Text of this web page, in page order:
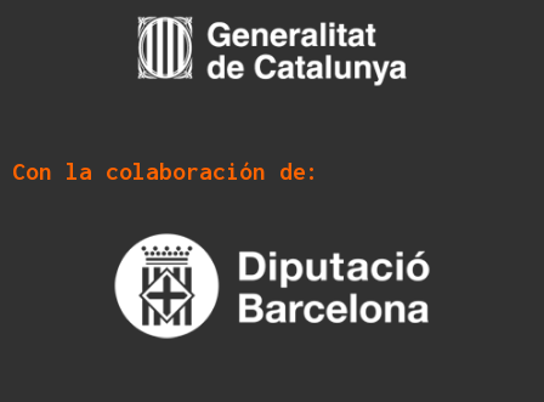
Con la colaboración de: